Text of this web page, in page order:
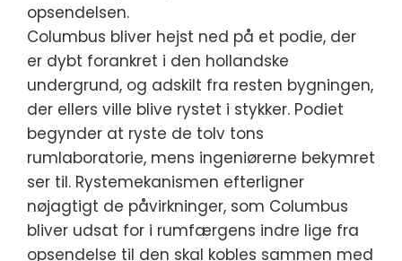
opsendelsen.
Columbus bliver hejst ned på et podie, der
er dybt forankret i den hollandske
undergrund, og adskilt fra resten bygningen,
der ellers ville blive rystet i stykker. Podiet
begynder at ryste de tolv tons
rumlaboratorie, mens ingeniørerne bekymret
ser til. Rystemekanismen efterligner
nøjagtigt de påvirkninger, som Columbus
bliver udsat for i rumfærgens indre lige fra
opsendelse til den skal kobles sammen med